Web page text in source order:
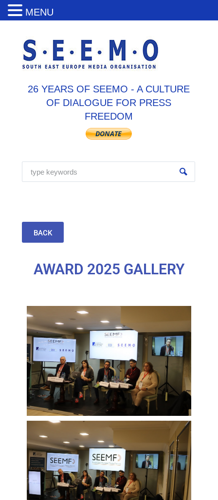
26 YEARS OF SEEMO - A CULTURE
OF DIALOGUE FOR PRESS
FREEDOM
BACK
AWARD 2025 GALLERY
MENU